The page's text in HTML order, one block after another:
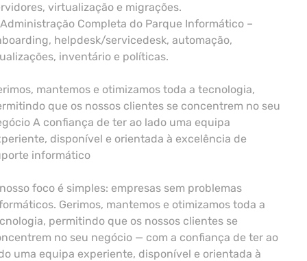
virtualização e migrações.
Completa do Parque Informático –
helpdesk/servicedesk, automação,
inventário e políticas.
mantemos e otimizamos toda a tecnologia,
que os nossos clientes se concentrem no seu
A confiança de ter ao lado uma equipa
disponível e orientada à excelência de
informático
foco é simples: empresas sem problemas
Gerimos, mantemos e otimizamos toda a
permitindo que os nossos clientes se
no seu negócio — com a confiança de ter ao
uma equipa experiente, disponível e orientada à